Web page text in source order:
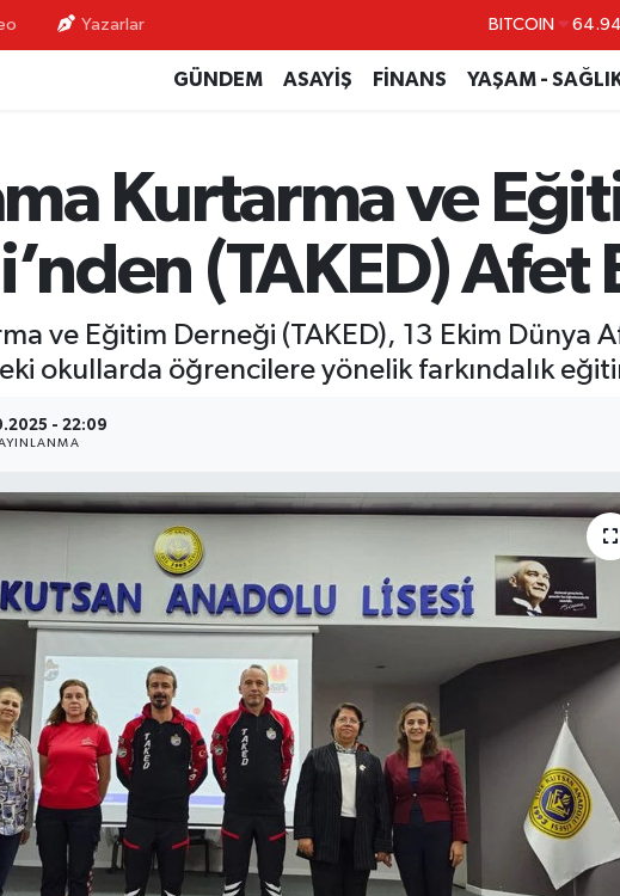
Yazarlar DOLAR
EURO
BİST100
BITCOIN
GÜNDEM ASAYİŞ FİNANS YAŞAM -
Kurtarma ve
(TAKED)
ve Eğitim Derneği (TAKED), 13 Ekim Dünya
okullarda öğrencilere yönelik farkındalık
- 22:09